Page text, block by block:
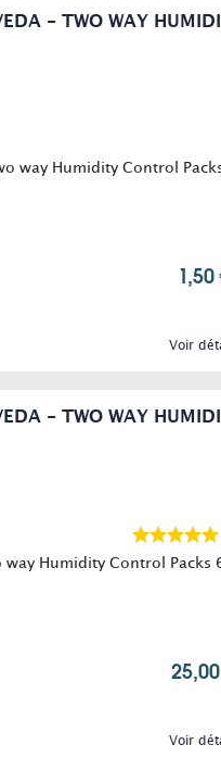
- TWO WAY
way Humidity Control
1,50
Voir
- TWO WAY
way Humidity Control Packs
Voir